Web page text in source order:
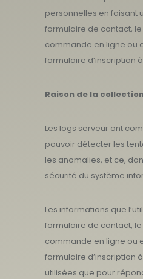
personnelles en faisant
formulaire de contact,
commande en ligne ou
formulaire d’inscription
Raison de la
Les logs serveur ont
pouvoir détecter les
les anomalies, et ce,
sécurité du système
Les informations que
formulaire de contact,
commande en ligne ou
formulaire d’inscription
utilisées que pour